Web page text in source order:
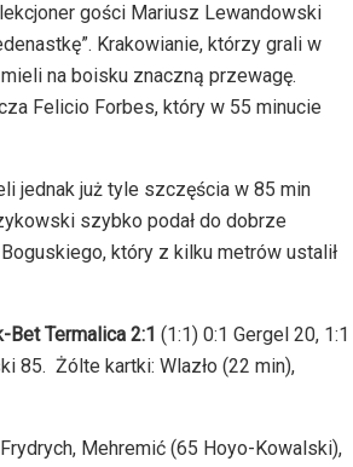
gości Mariusz Lewandowski
Krakowianie, którzy grali w
na boisku znaczną przewagę.
Felicio Forbes, który w 55 minucie
jednak już tyle szczęścia w 85 min
szybko podał do dobrze
który z kilku metrów ustalił
Bet Termalica 2:1 (1:1) 0:1 Gergel 20, 1:1
85. Żólte kartki: Wlazło (22 min),
Mehremić (65 Hoyo-Kowalski),